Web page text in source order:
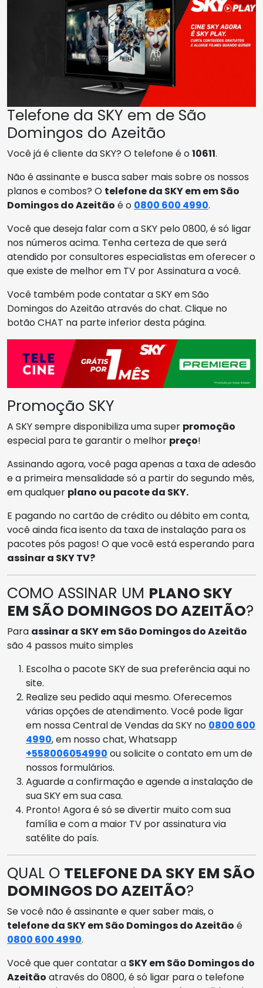
Telefone da SKY em de São
Domingos do Azeitão
Você já é cliente da SKY? O telefone é o10611.
Não é assinante e busca saber mais sobre os nossos
planos e combos? O telefone da SKY em em São
Domingos do Azeitão é o 0800 600 4990.
Você que deseja falar com a SKY pelo 0800, é só ligar
nos números acima. Tenha certeza de que será
atendido por consultores especialistas em oferecer o
que existe de melhor em TV por Assinatura a você.
Você também pode contatar a SKY em São
Domingos do Azeitão através do chat. Clique no
botão CHAT na parte inferior desta página.
Promoção SKY
A SKY sempre disponibiliza uma super promoção
especial para te garantir o melhor preço!
Assinando agora, você paga apenas a taxa de adesão
e a primeira mensalidade só a partir do segundo mês,
em qualquer plano ou pacote da SKY.
E pagando no cartão de crédito ou débito em conta,
você ainda fica isento da taxa de instalação para os
pacotes pós pagos! O que você está esperando para
assinar a SKY TV?
COMO ASSINAR UM PLANO SKY
EM SÃO DOMINGOS DO AZEITÃO?
Para assinar a SKY em São Domingos do Azeitão
são 4 passos muito simples
Escolha o pacote SKY de sua preferência aqui no
site.
Realize seu pedido aqui mesmo. Oferecemos
várias opções de atendimento. Você pode ligar
em nossa Central de Vendas da SKY no 0800 600
4990, em nosso chat, Whatsapp
+558006054990 ou solicite o contato em um de
nossos formulários.
Aguarde a confirmação e agende a instalação de
sua SKY em sua casa.
Pronto! Agora é só se divertir muito com sua
família e com a maior TV por assinatura via
satélite do país.
QUAL O TELEFONE DA SKY EM SÃO
DOMINGOS DO AZEITÃO?
Se você não é assinante e quer saber mais, o
telefone da SKY em São Domingos do Azeitão é
0800 600 4990.
Você que quer contatar a SKY em São Domingos do
Azeitão através do 0800, é só ligar para o telefone